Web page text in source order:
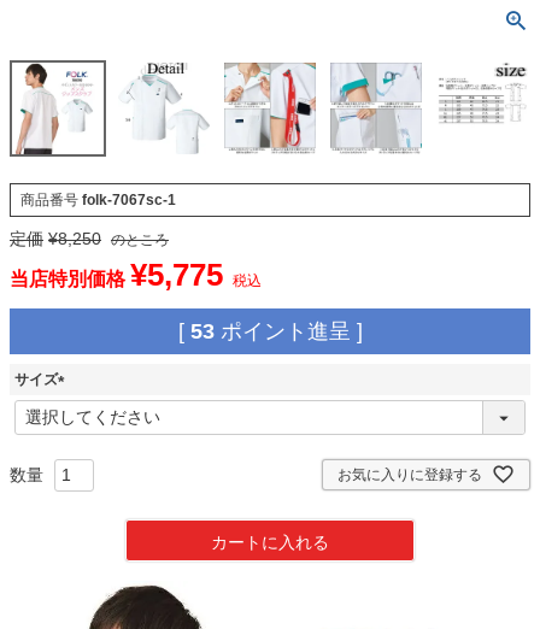
商品番号 folk-7067sc-1
定価 ¥8,250 のところ
当店特別価格 ¥5,775 税込
[ 53 ポイント進呈 ]
サイズ
(
必
お気に入りに登録する
カートに入れる